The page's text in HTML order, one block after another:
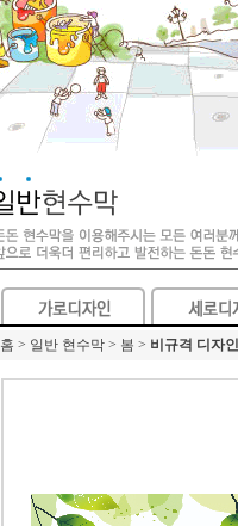
홈 > 일반 현수막 > 봄 > 비규격 디자인